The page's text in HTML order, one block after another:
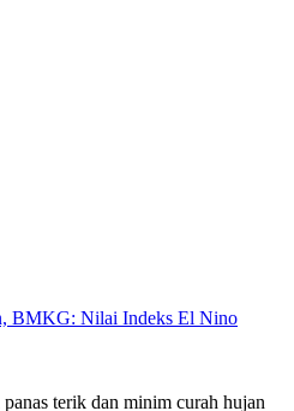
BMKG: Nilai Indeks El Nino
terik dan minim curah hujan